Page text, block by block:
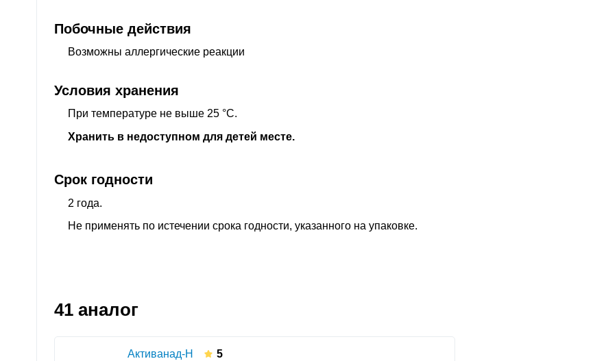
Побочные действия
Возможны аллергические реакции
Условия хранения
При температуре не выше 25 °C.
Хранить в недоступном для детей месте.
Срок годности
2 года.
Не применять по истечении срока годности, указанного на упаковке.
41 аналог
Активанад-Н 5